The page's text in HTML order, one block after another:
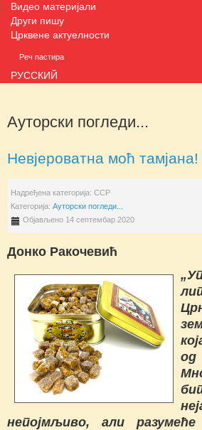
Видео материјали
Други пишу
Црквене актуелности
Реч пастира
РУССКИЙ
Ауторски погледи...
Невјероватна моћ тамјана!
Надређена категорија: ССР
Категорија: Ауторски погледи...
Објављено 14 септембар 2020
Донко Ракочевић
од
непојмљиво, али